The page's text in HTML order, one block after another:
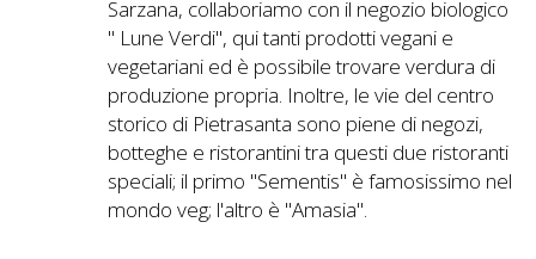
Sarzana, collaboriamo con il negozio biologico
" Lune Verdi", qui tanti prodotti vegani e
vegetariani ed è possibile trovare verdura di
produzione propria. Inoltre, le vie del centro
storico di Pietrasanta sono piene di negozi,
botteghe e ristorantini tra questi due ristoranti
speciali; il primo "Sementis" è famosissimo nel
mondo veg; l'altro è "Amasia".